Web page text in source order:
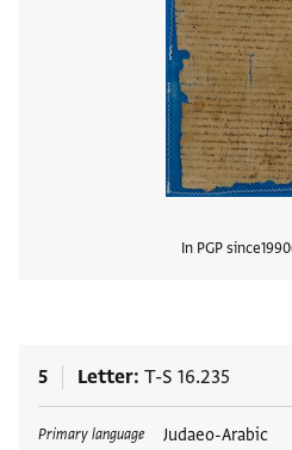
In PGP since1990
5 Letter T-S 16.235
Primary language Judaeo-Arabic
Tags